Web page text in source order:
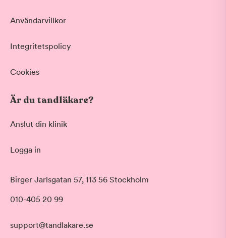
Akut tandvård
Basundersökning
Hygienistbehandling
Professionell rengöring och puts
Morgon
Klockan 09:00 - 12:00
Användarvillkor
Integritetspolicy
Cookies
Är du tandläkare?
Anslut din klinik
Logga in
Birger Jarlsgatan 57, 113 56 Stockholm
010-405 20 99
support@tandlakare.se